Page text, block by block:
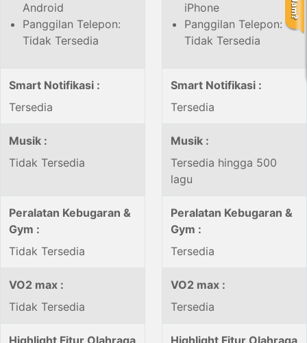
Android
Panggilan Telepon:
Tidak Tersedia
iPhone
Panggilan Telepon:
Tidak Tersedia
Smart Notifikasi :
Tersedia
Smart Notifikasi :
Tersedia
Musik :
Tidak Tersedia
Musik :
Tersedia hingga 500
lagu
Peralatan Kebugaran &
Gym :
Tidak Tersedia
Peralatan Kebugaran &
Gym :
Tersedia
VO2 max :
Tidak Tersedia
VO2 max :
Tersedia